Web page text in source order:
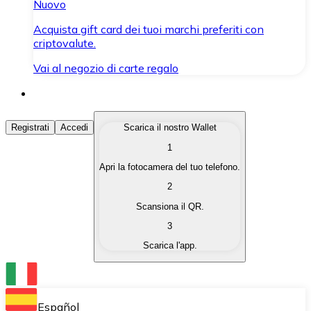
Nuovo
Acquista gift card dei tuoi marchi preferiti con
criptovalute.
Vai al negozio di carte regalo
Acquista Criptovalute
Acquista le criptovalute che ti interessano in modo
Converti le tue criptovalute in valuta fiat quando ne
Scambia una criptovaluta con un'altra
Conserva le tue cripto in un Wallet self-custodial.
Registrati Accedi
Scarica il nostro Wallet
1
Apri la fotocamera del tuo telefono.
2
Scansiona il QR.
3
Scarica l'app.
Español